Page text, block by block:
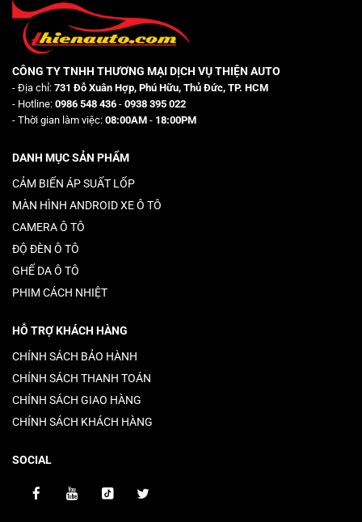
CÔNG TY TNHH THƯƠNG MẠI DỊCH VỤ THIỆN AUTO
- Địa chỉ: 731 Đỗ Xuân Hợp, Phú Hữu, Thủ Đức, TP. HCM
- Hotline: 0986 548 436 - 0938 395 022
- Thời gian làm việc: 08:00AM - 18:00PM
DANH MỤC SẢN PHẨM
CẢM BIẾN ÁP SUẤT LỐP
MÀN HÌNH ANDROID XE Ô TÔ
CAMERA Ô TÔ
ĐỘ ĐÈN Ô TÔ
GHẾ DA Ô TÔ
PHIM CÁCH NHIỆT
HỖ TRỢ KHÁCH HÀNG
CHÍNH SÁCH BẢO HÀNH
CHÍNH SÁCH THANH TOÁN
CHÍNH SÁCH GIAO HÀNG
CHÍNH SÁCH KHÁCH HÀNG
SOCIAL